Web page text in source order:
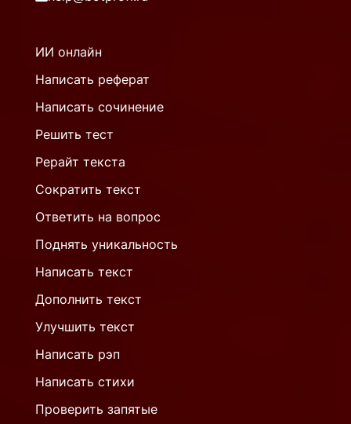
ИИ онлайн
Написать реферат
Написать сочинение
Решить тест
Рерайт текста
Сократить текст
Ответить на вопрос
Поднять уникальность
Написать текст
Дополнить текст
Улучшить текст
Написать рэп
Написать стихи
Проверить запятые